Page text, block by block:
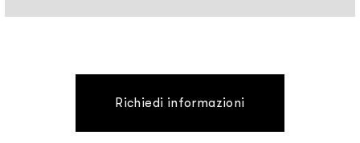
Richiedi informazioni